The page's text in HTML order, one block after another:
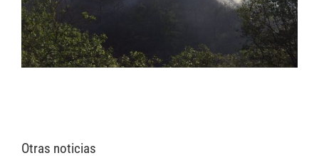
Otras noticias